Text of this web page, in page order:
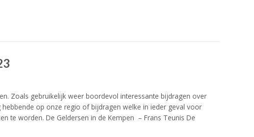
Zoals gebruikelijk weer boordevol interessante bijdragen over
op onze regio of bijdragen welke in ieder geval voor
te worden. De Geldersen in de Kempen – Frans Teunis De